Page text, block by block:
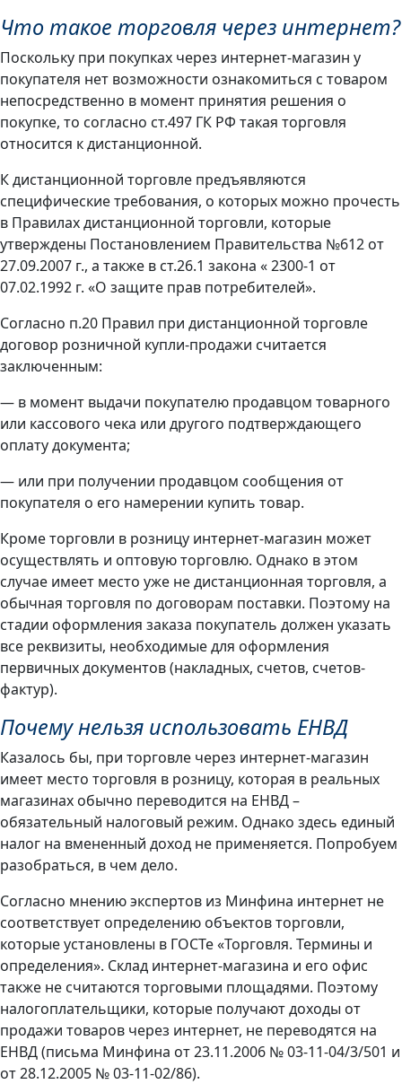
Что такое торговля через интернет?
Поскольку при покупках через интернет-магазин у
покупателя нет возможности ознакомиться с товаром
непосредственно в момент принятия решения о
покупке, то согласно ст.497 ГК РФ такая торговля
относится к дистанционной.
К дистанционной торговле предъявляются
специфические требования, о которых можно прочесть
в Правилах дистанционной торговли, которые
утверждены Постановлением Правительства №612 от
27.09.2007 г., а также в ст.26.1 закона « 2300-1 от
07.02.1992 г. «О защите прав потребителей».
Согласно п.20 Правил при дистанционной торговле
договор розничной купли-продажи считается
заключенным:
— в момент выдачи покупателю продавцом товарного
или кассового чека или другого подтверждающего
оплату документа;
— или при получении продавцом сообщения от
покупателя о его намерении купить товар.
Кроме торговли в розницу интернет-магазин может
осуществлять и оптовую торговлю. Однако в этом
случае имеет место уже не дистанционная торговля, а
обычная торговля по договорам поставки. Поэтому на
стадии оформления заказа покупатель должен указать
все реквизиты, необходимые для оформления
первичных документов (накладных, счетов, счетов-
фактур).
Почему нельзя использовать ЕНВД
Казалось бы, при торговле через интернет-магазин
имеет место торговля в розницу, которая в реальных
магазинах обычно переводится на ЕНВД –
обязательный налоговый режим. Однако здесь единый
налог на вмененный доход не применяется. Попробуем
разобраться, в чем дело.
Согласно мнению экспертов из Минфина интернет не
соответствует определению объектов торговли,
которые установлены в ГОСТе «Торговля. Термины и
определения». Склад интернет-магазина и его офис
также не считаются торговыми площадями. Поэтому
налогоплательщики, которые получают доходы от
продажи товаров через интернет, не переводятся на
ЕНВД (письма Минфина от 23.11.2006 № 03-11-04/3/501 и
от 28.12.2005 № 03-11-02/86).